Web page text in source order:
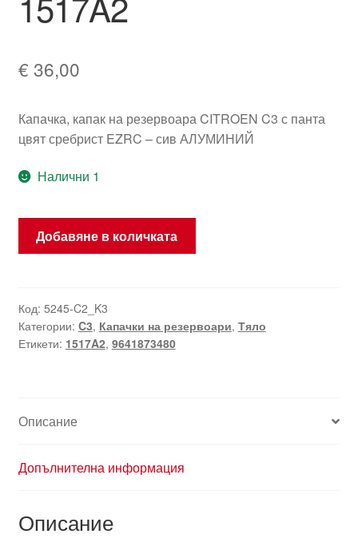
€ 36,00
Капачка, капак на резервоара CITROEN C3 с панта
цвят сребрист EZRC – сив АЛУМИНИЙ
Налични 1
количество
резервоар
Citroën
C3
Добавяне в количката
Код: 5245-C2_K3
Категории: C3, Капачки на резервоари, Тяло
Етикети: 1517A2, 9641873480
Описание
Допълнителна информация
Описание